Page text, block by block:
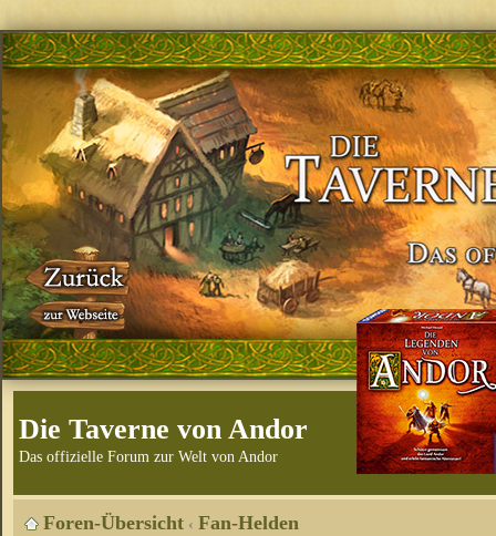
Die Taverne von Andor
Das offizielle Forum zur Welt von Andor
Foren-Übersicht ‹ Fan-Helden